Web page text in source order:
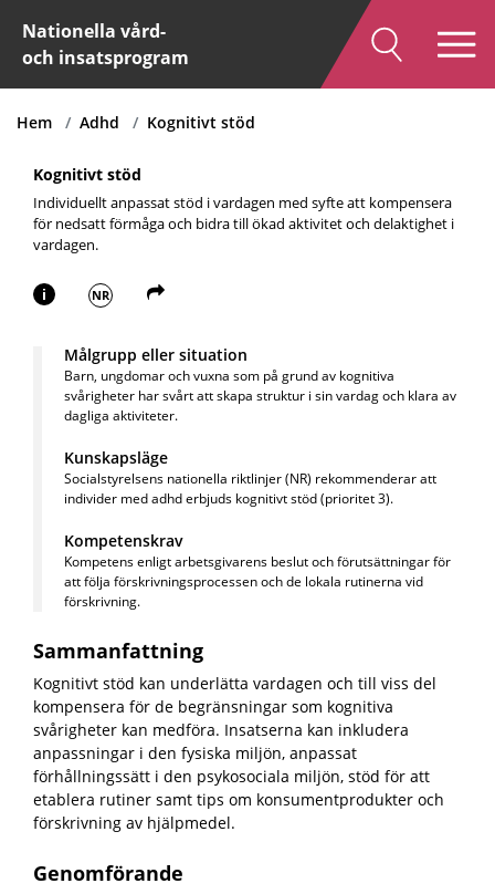
Nationella vård-
och insatsprogram
Hem Adhd Kognitivt stöd
Kognitivt stöd
Individuellt anpassat stöd i vardagen med syfte att kompensera
för nedsatt förmåga och bidra till ökad aktivitet och delaktighet i
vardagen.
i NR
Målgrupp eller situation
Barn, ungdomar och vuxna som på grund av kognitiva
svårigheter har svårt att skapa struktur i sin vardag och klara av
dagliga aktiviteter.
Kunskapsläge
Socialstyrelsens nationella riktlinjer (NR) rekommenderar att
individer med adhd erbjuds kognitivt stöd (prioritet 3).
Kompetenskrav
Kompetens enligt arbetsgivarens beslut och förutsättningar för
att följa förskrivningsprocessen och de lokala rutinerna vid
förskrivning.
Sammanfattning
Kognitivt stöd kan underlätta vardagen och till viss del
kompensera för de begränsningar som kognitiva
svårigheter kan medföra. Insatserna kan inkludera
anpassningar i den fysiska miljön, anpassat
förhållningssätt i den psykosociala miljön, stöd för att
etablera rutiner samt tips om konsumentprodukter och
förskrivning av hjälpmedel.
Genomförande